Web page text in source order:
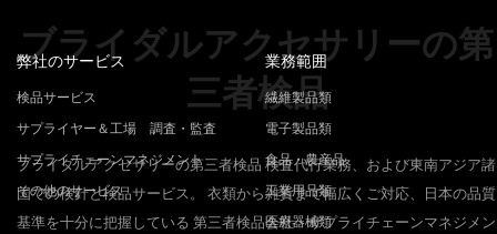
ブライダルアクセサリーの第
三者検品
ブライダルアクセサリーの第三者検品 検査代行業務、および東南アジア諸
国での検針と検品サービス。 衣類から雑貨まで幅広くご対応、日本の品質
基準を十分に把握している 第三者検品会社・サプライチェーンマネジメン
弊社のサービス
検品サービス
サプライヤー＆工場 調査・監査
サプライチェーンマネジメント
その他のサービス
業務範囲
繊維製品類
電子製品類
食品・農産品
工業用品類
医療器械類